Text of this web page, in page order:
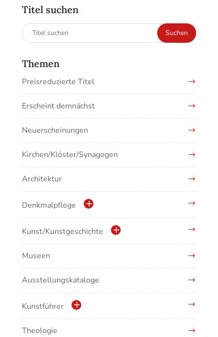
Titel suchen
Suchen
nach:
Suchen
Themen
Preisreduzierte Titel
Erscheint demnächst
Neuerscheinungen
Kirchen/Klöster/Synagogen
Architektur
Denkmalpflege
Kulturdenkmale in Baden-Württemberg
Kunst/Kunstgeschichte
Antike/Mittelalter
Renaissance/Barock/19. Jahrhundert
Moderne/Gegenwartskunst
Übergreifende Darstellungen
Museen
Ausstellungskataloge
Kunstführer
Abonnement Kunstführer
Theologie